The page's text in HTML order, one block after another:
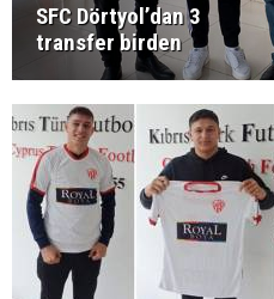
SFC Dörtyol’dan 3
transfer birden